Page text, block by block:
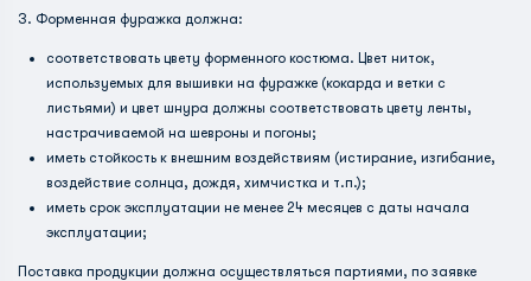
3. Форменная фуражка должна:
соответствовать цвету форменного костюма. Цвет ниток,
используемых для вышивки на фуражке (кокарда и ветки с
листьями) и цвет шнура должны соответствовать цвету ленты,
настрачиваемой на шевроны и погоны;
иметь стойкость к внешним воздействиям (истирание, изгибание,
воздействие солнца, дождя, химчистка и т.п.);
иметь срок эксплуатации не менее 24 месяцев с даты начала
эксплуатации;
Поставка продукции должна осуществляться партиями, по заявке